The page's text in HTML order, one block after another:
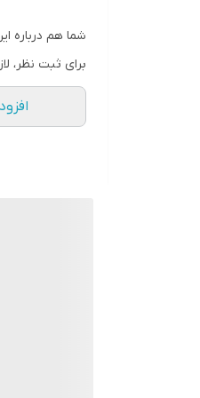
شما هم درباره
برای ثبت نظر،